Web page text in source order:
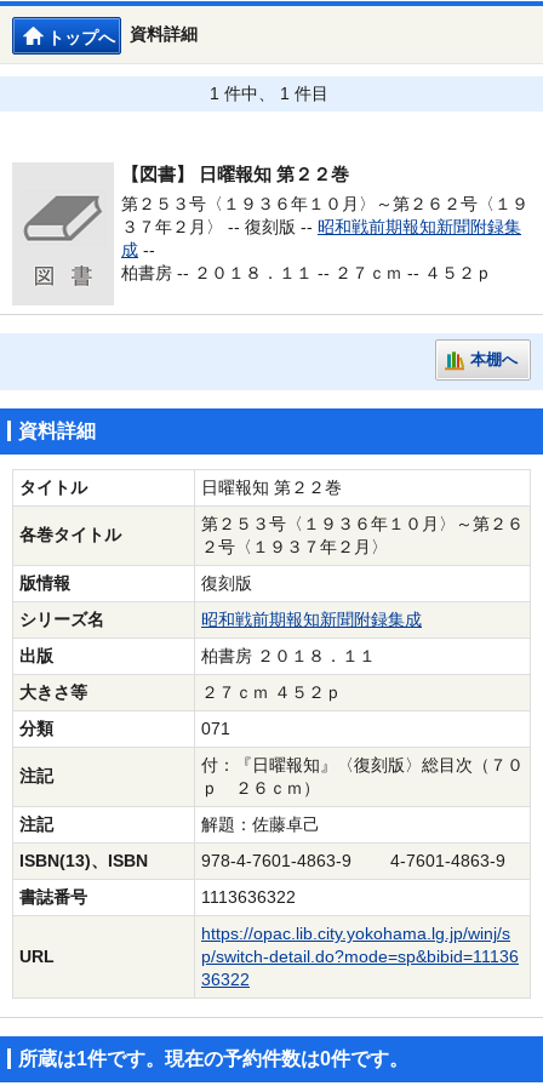
資料詳細
トップへ
1 件中、 1 件目
【図書】 日曜報知 第２２巻
第２５３号〈１９３６年１０月〉～第２６２号〈１９
３７年２月〉 -- 復刻版 -- 昭和戦前期報知新聞附録集
成 --
柏書房 -- ２０１８．１１ -- ２７ｃｍ -- ４５２ｐ
本棚へ
資料詳細
タイトル 日曜報知 第２２巻
各巻タイトル
第２５３号〈１９３６年１０月〉～第２６
２号〈１９３７年２月〉
版情報
復刻版
シリーズ名
昭和戦前期報知新聞附録集成
出版
柏書房 ２０１８．１１
大きさ等
２７ｃｍ ４５２ｐ
分類
071
注記
付：『日曜報知』〈復刻版〉総目次（７０
ｐ ２６ｃｍ）
注記
解題：佐藤卓己
ISBN(13)、ISBN
978-4-7601-4863-9 4-7601-4863-9
書誌番号
1113636322
URL
https://opac.lib.city.yokohama.lg.jp/winj/s
p/switch-detail.do?mode=sp&bibid=11136
36322
所蔵は1件です。現在の予約件数は0件です。